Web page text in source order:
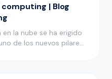
| Blog
la nube se ha erigido
de los nuevos pilares